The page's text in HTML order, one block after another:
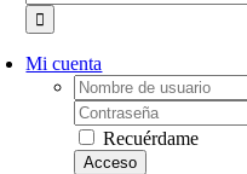
Mi cuenta
Username:
Password:
Recuérdame